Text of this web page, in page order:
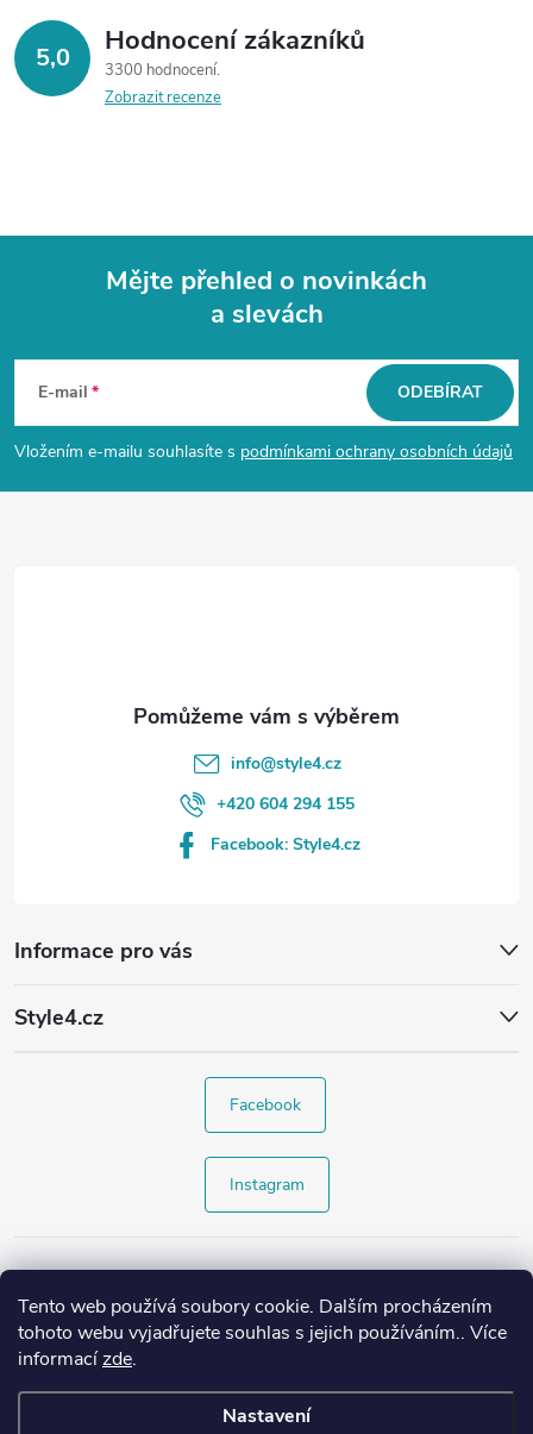
Tento web používá soubory cookie. Dalším procházením
tohoto webu vyjadřujete souhlas s jejich používáním.. Více
informacízde.
Nastavení
5,0 Hodnocení zákazníků
3300 hodnocení
Zobrazit recenze
p
a
Mějte přehled o novinkách
a slevách
E-mail
Vložením e-mailu souhlasíte s podmínkami ochrany osobních údajů
ODEBÍRAT
Informace pro vás
Style4.cz
info@style4.cz
+420 604 294 155
Facebook: Style4.cz
Facebook
Instagram